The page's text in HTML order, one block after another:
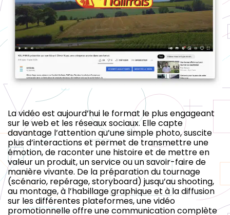
La vidéo est aujourd’hui le format le plus engageant
sur le web et les réseaux sociaux. Elle capte
davantage l’attention qu’une simple photo, suscite
plus d’interactions et permet de transmettre une
émotion, de raconter une histoire et de mettre en
valeur un produit, un service ou un savoir-faire de
manière vivante. De la préparation du tournage
(scénario, repérage, storyboard) jusqu’au shooting,
au montage, à l’habillage graphique et à la diffusion
sur les différentes plateformes, une vidéo
promotionnelle offre une communication complète